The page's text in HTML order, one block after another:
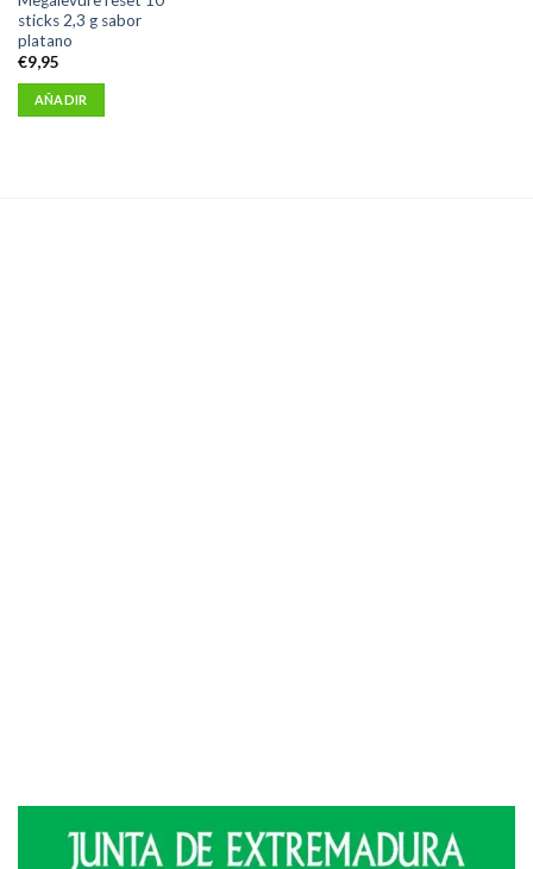
sticks 2,3 g sabor
platano
€9,95
AÑADIR